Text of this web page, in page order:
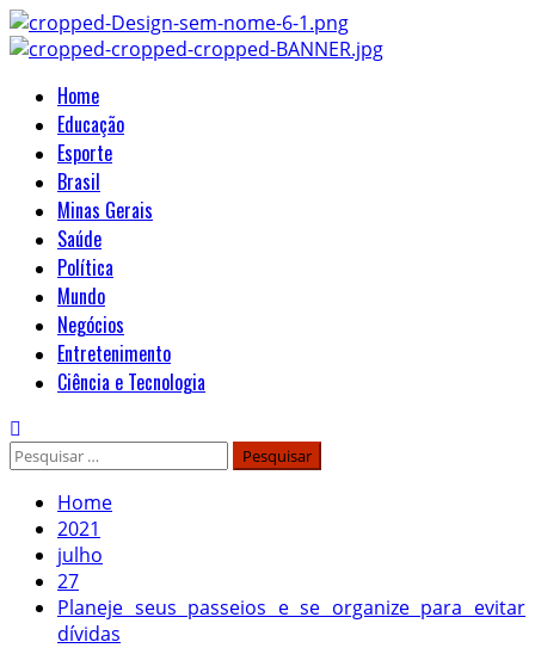
Home
Educação
Esporte
Brasil
Minas Gerais
Saúde
Política
Mundo
Negócios
Entretenimento
Ciência e Tecnologia
Home
2021
julho
27
Planeje seus passeios e se organize para evitar
dívidas